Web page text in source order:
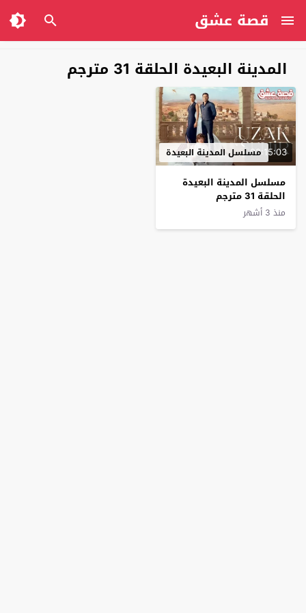
قصة عشق
المدينة البعيدة الحلقة 31 مترجم
02:15:03مسلسل المدينة البعيدة
مسلسل المدينة البعيدة
الحلقة 31 مترجم
منذ 3 أشهر